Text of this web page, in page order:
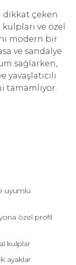
dikkat çeken
ve özel
modern bir
ve sandalye
sağlarken,
yavaşlatıcılı
tamamlıyor.
uyumlu
özel profil
kulplar
ayaklar